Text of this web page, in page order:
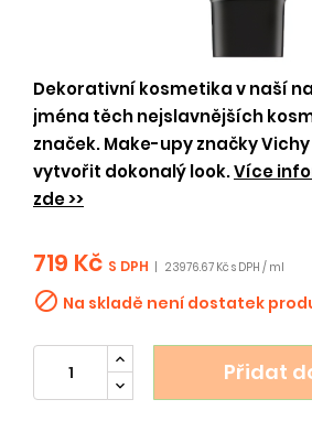
Dekorativní kosmetika v naší
jména těch nejslavnějších
značek. Make-upy značky
vytvořit dokonalý look.Více
zde >>
719 Kč S DPH 23976.67 Kč s DPH / ml
 Na skladě není dostatek
Přidat